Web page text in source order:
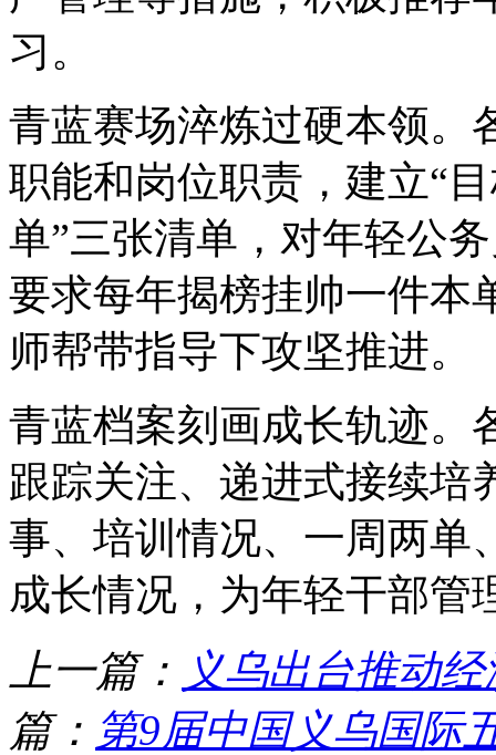
习。
青蓝赛场淬炼过硬本领。
职能和岗位职责，建立“
单”三张清单，对年轻公
要求每年揭榜挂帅一件本
师帮带指导下攻坚推进。
青蓝档案刻画成长轨迹。
跟踪关注、递进式接续培
事、培训情况、一周两单
成长情况，为年轻干部管
上一篇： 义乌出台推动
篇： 第9届中国义乌国际